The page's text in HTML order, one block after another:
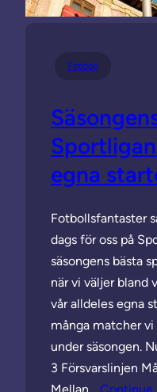
Fotboll
egna
Fotbollsfantaster
dags för oss på
säsongens bästa
när vi väljer bland
vår alldeles egna
många matcher vi
under säsongen.
3 Försvarslinjen
Mellan… Continue